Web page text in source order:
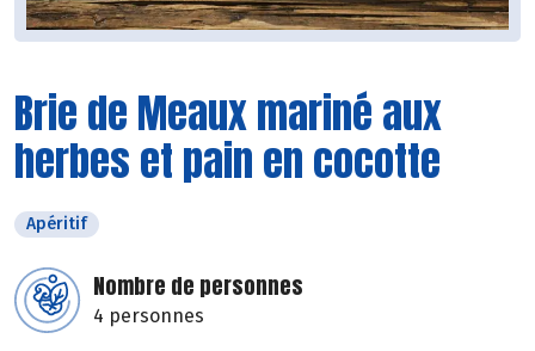
Brie de Meaux mariné aux
herbes et pain en cocotte
Apéritif
Nombre de personnes
4 personnes